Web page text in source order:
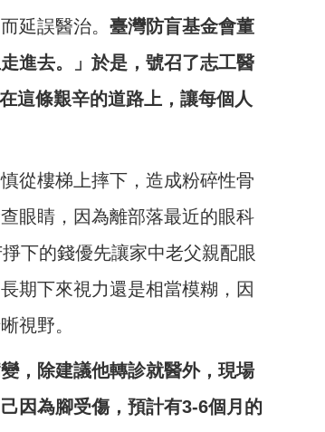
延誤醫治。 臺灣防盲基金會董
進去。」於是，號召了志工醫
這條艱辛的道路上，讓每個人
從樓梯上摔下，造成粉碎性骨
眼睛，因為離部落最近的眼科
下的錢優先讓家中老父親配眼
期下來視力還是相當模糊，因
視野。
，除建議他轉診就醫外，現場
因為腳受傷，預計有3-6個月的